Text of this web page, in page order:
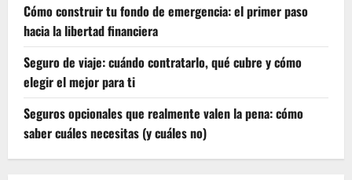
Cómo construir tu fondo de emergencia: el primer paso
hacia la libertad financiera
Seguro de viaje: cuándo contratarlo, qué cubre y cómo
elegir el mejor para ti
Seguros opcionales que realmente valen la pena: cómo
saber cuáles necesitas (y cuáles no)